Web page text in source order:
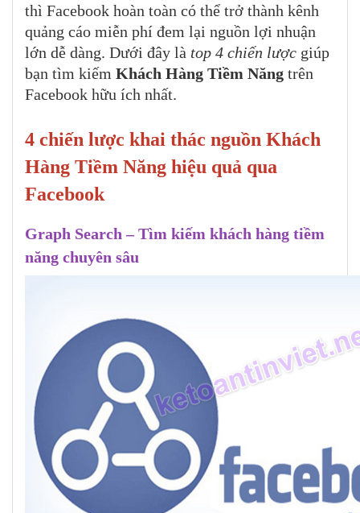
thì Facebook hoàn toàn có thể trở thành kênh
quảng cáo miễn phí đem lại nguồn lợi nhuận
lớn dễ dàng. Dưới đây là top 4 chiến lược giúp
bạn tìm kiếm Khách Hàng Tiềm Năng trên
Facebook hữu ích nhất.
4 chiến lược khai thác nguồn Khách
Hàng Tiềm Năng hiệu quả qua
Facebook
Graph Search – Tìm kiếm khách hàng tiềm
năng chuyên sâu